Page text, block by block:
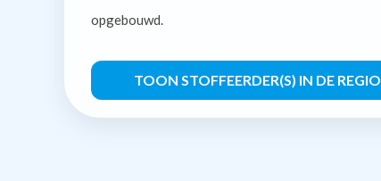
opgebouwd.
TOON STOFFEERDER(S) IN DE REGIO